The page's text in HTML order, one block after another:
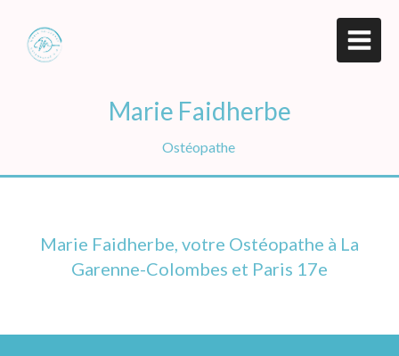
Marie Faidherbe
Ostéopathe
Marie Faidherbe, votre Ostéopathe à La
Garenne-Colombes et Paris 17e